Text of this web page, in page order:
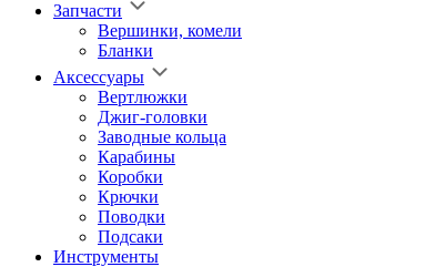
Запчасти
Вершинки, комели
Бланки
Аксессуары
Вертлюжки
Джиг-головки
Заводные кольца
Карабины
Коробки
Крючки
Поводки
Подсаки
Инструменты